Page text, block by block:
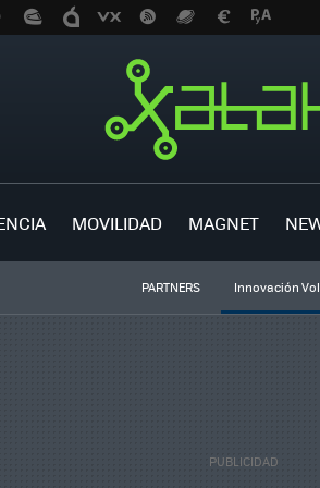
MOVILIDAD MAGNET
PARTNERS Innovación